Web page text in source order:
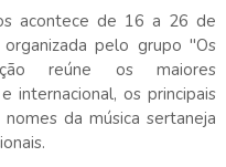
acontece de 16 a 26 de
pelo grupo "Os
reúne os maiores
internacional, os principais
da música sertaneja